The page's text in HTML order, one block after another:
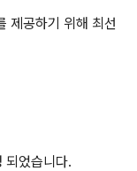
제공하기 위해 최선
었습니다.